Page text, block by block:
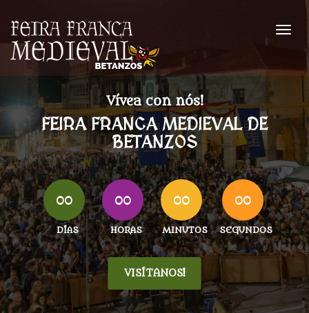
Vívea con nós!
FEIRA FRANCA MEDIEVAL DE
BETANZOS
00
DÍAS
00
HORAS
00
MINUTOS
00
SEGUNDOS
VISÍTANOS!